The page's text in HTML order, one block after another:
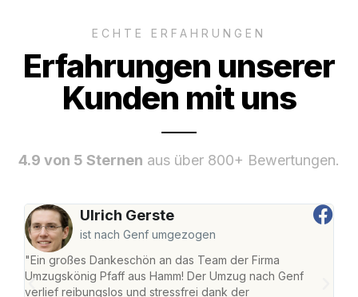
ECHTE ERFAHRUNGEN
Erfahrungen unserer
Kunden mit uns
4.9 von 5 Sternen aus über 800+ Bewertungen.
Ulrich Gerste
ist nach Genf umgezogen
"Ein großes Dankeschön an das Team der Firma
Umzugskönig Pfaff aus Hamm! Der Umzug nach Genf
verlief reibungslos und stressfrei dank der